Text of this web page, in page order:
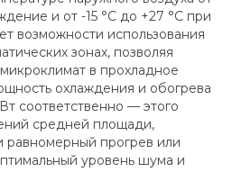
и от -15 °C до +27 °C при
возможности использования
зонах, позволяя
в прохладное
охлаждения и обогрева
соответственно — этого
средней площади,
равномерный прогрев или
уровень шума и